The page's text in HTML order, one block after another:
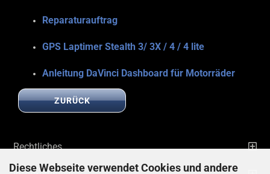
Diese Webseite verwendet Cookies und andere
Reparaturauftrag
GPS Laptimer Stealth 3/ 3X / 4 / 4 lite
Anleitung DaVinci Dashboard für Motorräder
ZURÜCK
Rechtliches